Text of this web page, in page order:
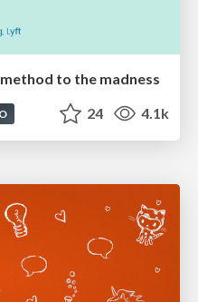
to the madness
24 4.1k